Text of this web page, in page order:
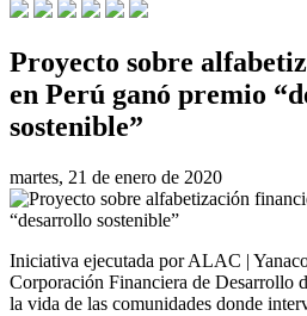
Proyecto sobre
en Perú ganó premio
sostenible”
martes, 21 de enero de 2020
Iniciativa ejecutada por ALAC |
Corporación Financiera de Desarrollo
la vida de las comunidades donde